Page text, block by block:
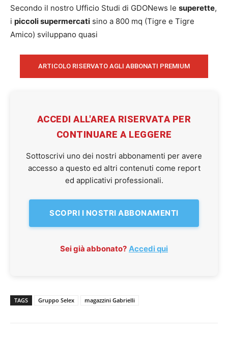
Secondo il nostro Ufficio Studi di GDONews le superette,
i piccoli supermercati sino a 800 mq (Tigre e Tigre
Amico) sviluppano quasi
ARTICOLO RISERVATO AGLI ABBONATI PREMIUM
ACCEDI ALL'AREA RISERVATA PER
CONTINUARE A LEGGERE
Sottoscrivi uno dei nostri abbonamenti per avere
accesso a questo ed altri contenuti come report
ed applicativi professionali.
SCOPRI I NOSTRI ABBONAMENTI
Sei già abbonato? Accedi qui
TAGS Gruppo Selex magazzini Gabrielli